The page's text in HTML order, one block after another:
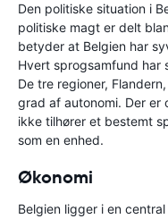
Den politiske situation i
politiske magt er delt
betyder at Belgien har
Hvert sprogsamfund har
De tre regioner,
grad af autonomi. Der er
ikke tilhører et bestemt
som en enhed.
Økonomi
Belgien ligger i en